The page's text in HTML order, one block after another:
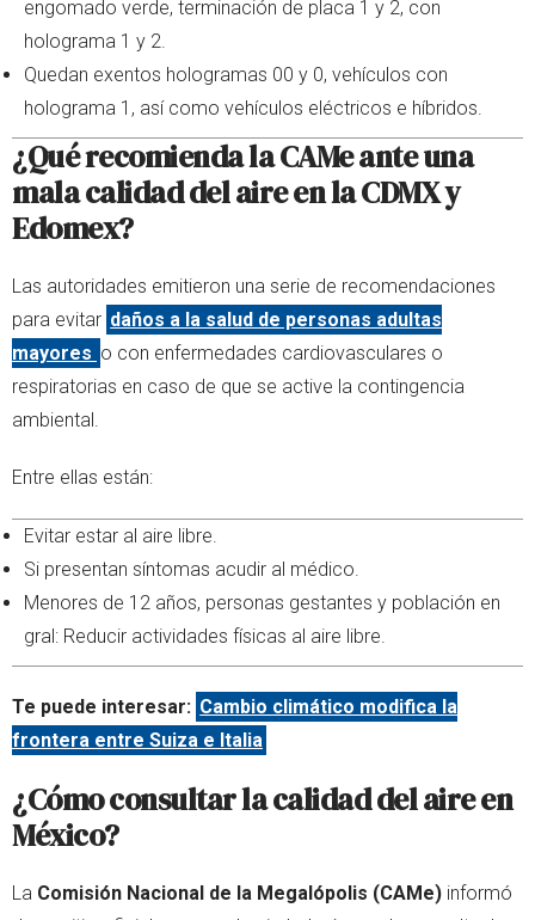
engomado verde, terminación de placa 1 y 2, con
holograma 1 y 2.
Quedan exentos hologramas 00 y 0, vehículos con
holograma 1, así como vehículos eléctricos e híbridos.
¿Qué recomienda la CAMe ante una
mala calidad del aire en la CDMX y
Edomex?
Las autoridades emitieron una serie de recomendaciones
para evitar daños a la salud de personas adultas
mayores o con enfermedades cardiovasculares o
respiratorias en caso de que se active la contingencia
ambiental.
Entre ellas están:
Evitar estar al aire libre.
Si presentan síntomas acudir al médico.
Menores de 12 años, personas gestantes y población en
gral: Reducir actividades físicas al aire libre.
Te puede interesar: Cambio climático modifica la
frontera entre Suiza e Italia
¿Cómo consultar la calidad del aire en
México?
La Comisión Nacional de la Megalópolis (CAMe) informó